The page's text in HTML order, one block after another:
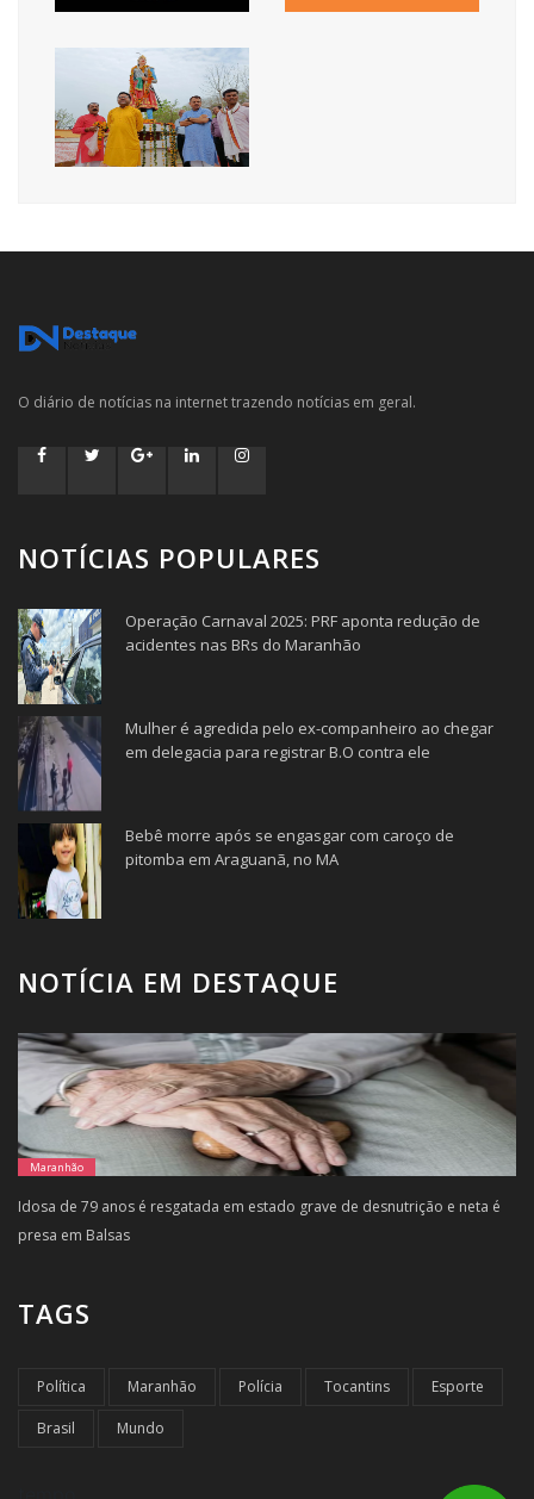
O diário de notícias na internet trazendo notícias em geral.
NOTÍCIAS POPULARES
Operação Carnaval 2025: PRF aponta redução de
acidentes nas BRs do Maranhão
Mulher é agredida pelo ex-companheiro ao chegar
em delegacia para registrar B.O contra ele
Bebê morre após se engasgar com caroço de
pitomba em Araguanã, no MA
NOTÍCIA EM DESTAQUE
Maranhão
Idosa de 79 anos é resgatada em estado grave de desnutrição e neta é
presa em Balsas
TAGS
Política Maranhão Polícia Tocantins Esporte
Brasil Mundo